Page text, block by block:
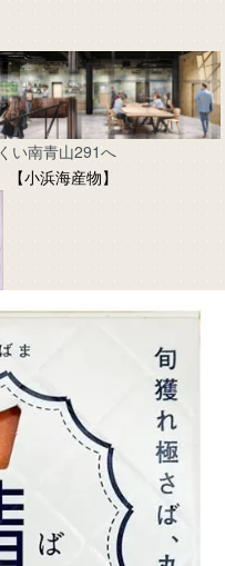
い南青山291へ
【小浜海産物】